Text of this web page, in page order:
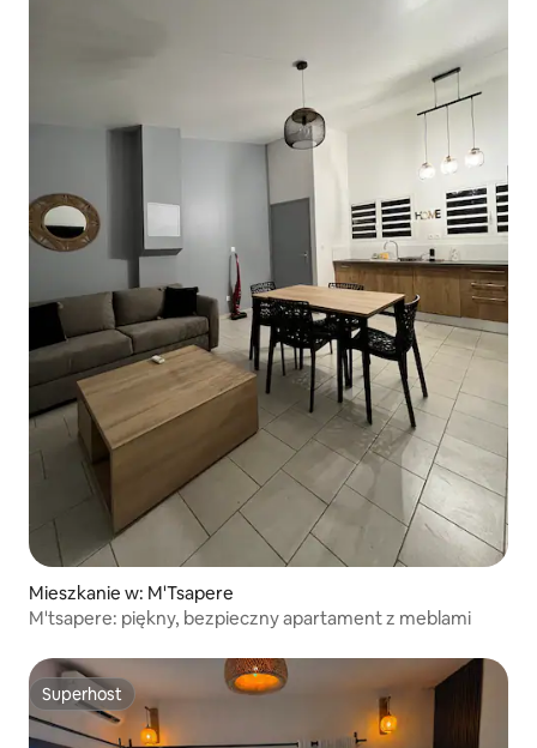
Mieszkanie w: M'Tsapere
M'tsapere: piękny, bezpieczny apartament z meblami
Superhost
Superhost